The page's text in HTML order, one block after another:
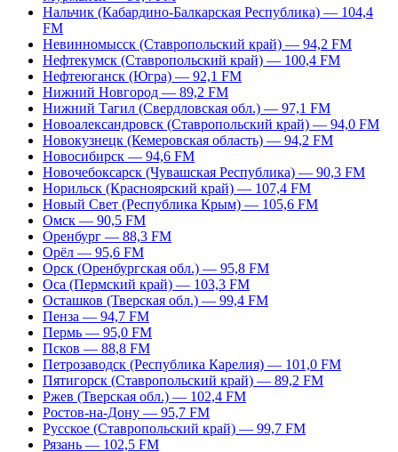
Нальчик (Кабардино-Балкарская Республика) — 104,4
FM
Невинномысск (Ставропольский край) — 94,2 FM
Нефтекумск (Ставропольский край) — 100,4 FM
Нефтеюганск (Югра) — 92,1 FM
Нижний Новгород — 89,2 FM
Нижний Тагил (Свердловская обл.) — 97,1 FM
Новоалександровск (Ставропольский край) — 94,0 FM
Новокузнецк (Кемеровская область) — 94,2 FM
Новосибирск — 94,6 FM
Новочебоксарск (Чувашская Республика) — 90,3 FM
Норильск (Красноярский край) — 107,4 FM
Новый Свет (Республика Крым) — 105,6 FM
Омск — 90,5 FM
Оренбург — 88,3 FM
Орёл — 95,6 FM
Орск (Оренбургская обл.) — 95,8 FM
Оса (Пермский край) — 103,3 FM
Осташков (Тверская обл.) — 99,4 FM
Пенза — 94,7 FM
Пермь — 95,0 FM
Псков — 88,8 FM
Петрозаводск (Республика Карелия) — 101,0 FM
Пятигорск (Ставропольский край) — 89,2 FM
Ржев (Тверская обл.) — 102,4 FM
Ростов-на-Дону — 95,7 FM
Русское (Ставропольский край) — 99,7 FM
Рязань — 102,5 FM